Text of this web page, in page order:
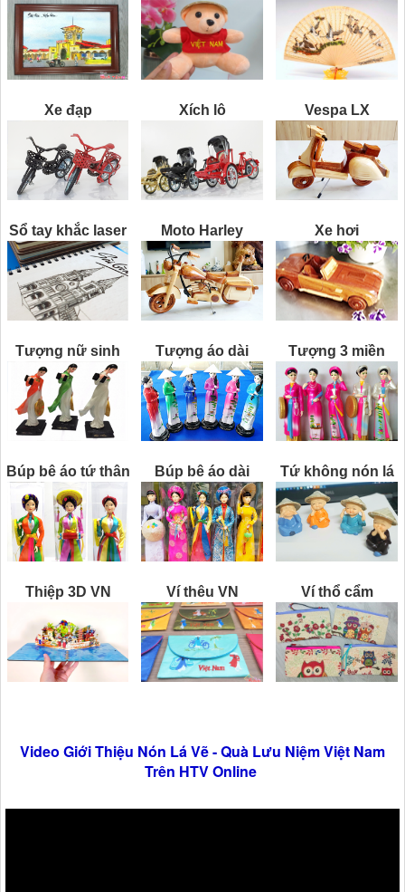
Xe đạp Xích lô Vespa LX
Sổ tay khắc laser Moto Harley Xe hơi
Tượng nữ sinh Tượng áo dài Tượng 3 miền
Búp bê áo tứ thân Búp bê áo dài Tứ không nón lá
Thiệp 3D VN Ví thêu VN Ví thổ cẩm
Video Giới Thiệu Nón Lá Vẽ - Quà Lưu Niệm Việt Nam
Trên HTV Online